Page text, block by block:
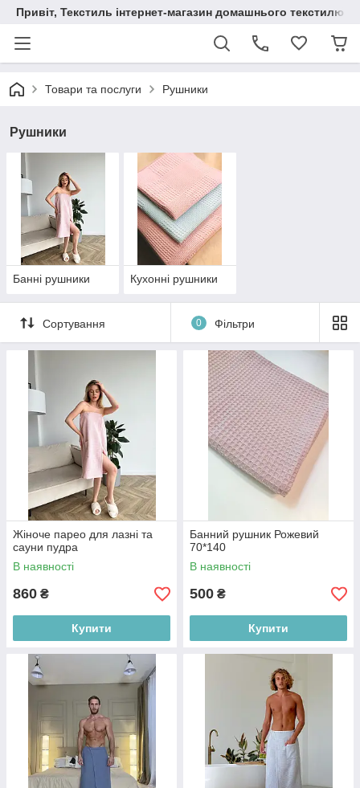
Привіт, Текстиль інтернет-магазин домашнього текстилю
Товари та послуги Рушники
Рушники
Банні рушники Кухонні рушники
Сортування 0 Фільтри
Жіноче парео для лазні та
сауни пудра
В наявності
860 ₴
Купити
Банний рушник Рожевий
70*140
В наявності
500 ₴
Купити